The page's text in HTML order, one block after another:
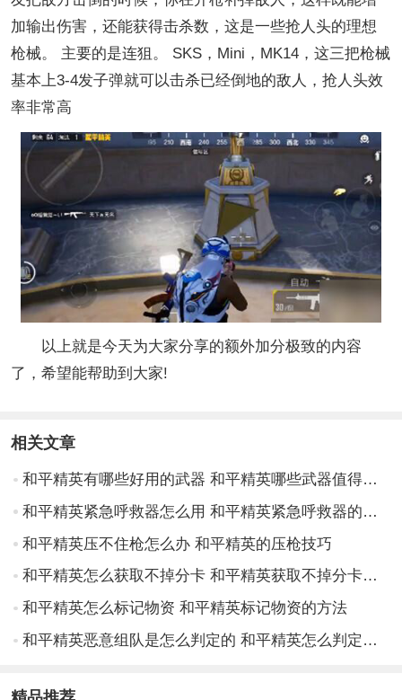
加输出伤害，还能获得击杀数，这是一些抢人头的理想
枪械。 主要的是连狙。 SKS，Mini，MK14，这三把枪械
基本上3-4发子弹就可以击杀已经倒地的敌人，抢人头效
率非常高
以上就是今天为大家分享的额外加分极致的内容
了，希望能帮助到大家!
相关文章
和平精英有哪些好用的武器 和平精英哪些武器值得推荐
和平精英紧急呼救器怎么用 和平精英紧急呼救器的使用方法
和平精英压不住枪怎么办 和平精英的压枪技巧
和平精英怎么获取不掉分卡 和平精英获取不掉分卡的方法
和平精英怎么标记物资 和平精英标记物资的方法
和平精英恶意组队是怎么判定的 和平精英怎么判定恶意组队的